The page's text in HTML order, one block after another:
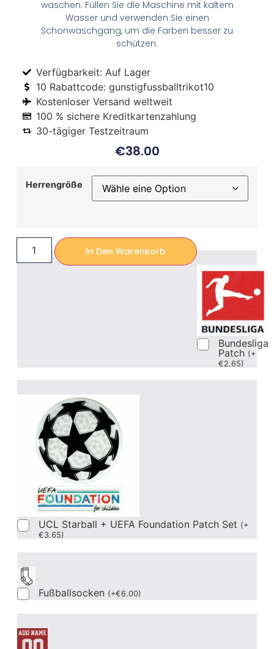
waschen. Füllen Sie die Maschine mit kaltem
Wasser und verwenden Sie einen
Schonwaschgang, um die Farben besser zu
schützen.
Verfügbarkeit: Auf Lager
10 Rabattcode: gunstigfussballtrikot10
Kostenloser Versand weltweit
100 % sichere Kreditkartenzahlung
30-tägiger Testzeitraum
€38.00
Herrengröße
In Den Warenkorb
Bundesliga
Patch (+
€2.65)
UCL Starball + UEFA Foundation Patch Set (+
€3.65)
Fußballsocken (+€6.00)